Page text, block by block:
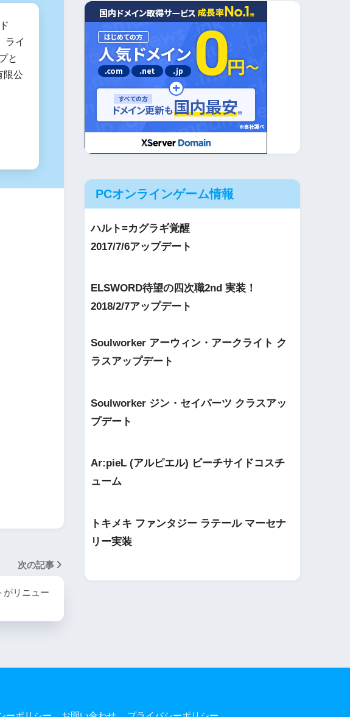
ライ
と
限公
次の記事
がリニュー
PCオンラインゲーム情報
ハルト=カグラギ覚醒
2017/7/6アップデート
ELSWORD待望の四次職2nd 実装！
2018/2/7アップデート
Soulworker アーウィン・アークライト ク
ラスアップデート
Soulworker ジン・セイパーツ クラスアッ
プデート
Ar:pieL (アルピエル) ビーチサイドコスチ
ューム
トキメキ ファンタジー ラテール マーセナ
リー実装